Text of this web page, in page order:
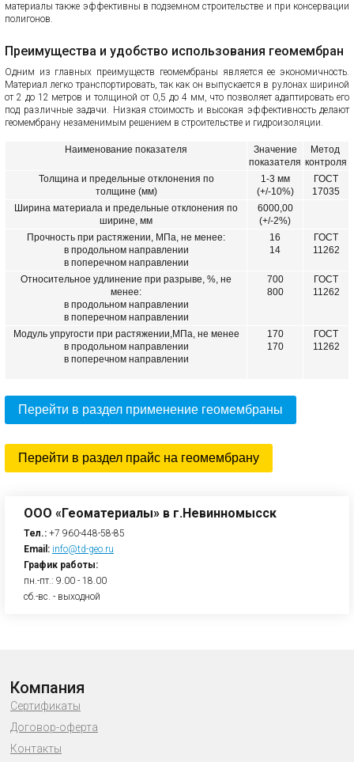
материалы также эффективны в подземном строительстве и при консервации
полигонов.
Преимущества и удобство использования геомембран
Одним из главных преимуществ геомембраны является ее экономичность.
Материал легко транспортировать, так как он выпускается в рулонах шириной
от 2 до 12 метров и толщиной от 0,5 до 4 мм, что позволяет адаптировать его
под различные задачи. Низкая стоимость и высокая эффективность делают
геомембрану незаменимым решением в строительстве и гидроизоляции.
Наименование показателя
Значение
показателя
Метод
контроля
Толщина и предельные отклонения по
толщине (мм)
1-3 мм
(+/-10%)
ГОСТ
17035
Ширина материала и предельные отклонения по
ширине, мм
6000,00
(+/-2%)
Прочность при растяжении, МПа, не менее:
в продольном направлении
в поперечном направлении
16
14
ГОСТ
11262
Относительное удлинение при разрыве, %, не
менее:
в продольном направлении
в поперечном направлении
700
800
ГОСТ
11262
Модуль упругости при растяжении,МПа, не менее
в продольном направлении
в поперечном направлении
170
170
ГОСТ
11262
Перейти в раздел применение геомембраны
Перейти в раздел прайс на геомембрану
ООО «Геоматериалы» в г.Невинномысск
Тел.: +7 960-448-58-85
Email: info@td-geo.ru
График работы:
пн.-пт.: 9.00 - 18.00
сб.-вс. - выходной
Компания
Сертификаты
Договор-оферта
Контакты